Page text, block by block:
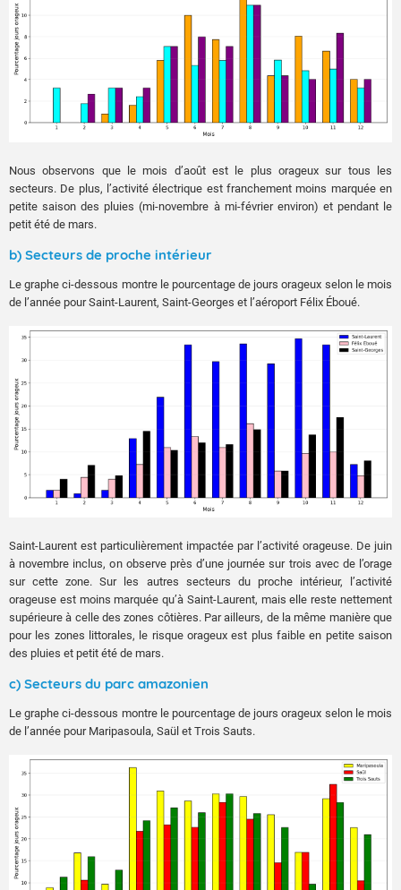
Nous observons que le mois d’août est le plus orageux sur tous les
secteurs. De plus, l’activité électrique est franchement moins marquée en
petite saison des pluies (mi-novembre à mi-février environ) et pendant le
petit été de mars.
b) Secteurs de proche intérieur
Le graphe ci-dessous montre le pourcentage de jours orageux selon le mois
de l’année pour Saint-Laurent, Saint-Georges et l’aéroport Félix Éboué.
Saint-Laurent est particulièrement impactée par l’activité orageuse. De juin
à novembre inclus, on observe près d’une journée sur trois avec de l’orage
sur cette zone. Sur les autres secteurs du proche intérieur, l’activité
orageuse est moins marquée qu’à Saint-Laurent, mais elle reste nettement
supérieure à celle des zones côtières. Par ailleurs, de la même manière que
pour les zones littorales, le risque orageux est plus faible en petite saison
des pluies et petit été de mars.
c) Secteurs du parc amazonien
Le graphe ci-dessous montre le pourcentage de jours orageux selon le mois
de l’année pour Maripasoula, Saül et Trois Sauts.